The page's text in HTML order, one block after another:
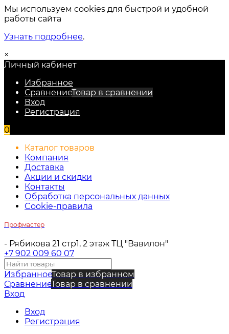
Мы используем cookies для быстрой и удобной
работы сайта
Узнать подробнее.
×
Личный кабинет
Избранное
СравнениеТовар в сравнении
Вход
Регистрация
0
Каталог товаров
Компания
Доставка
Акции и скидки
Контакты
Обработка персональных данных
Cookie-правила
Профмастер
- Рябикова 21 стр1, 2 этаж ТЦ "Вавилон"
+7 902 009 60 07
ИзбранноеТовар в избранном
СравнениеТовар в сравнении
Вход
Вход
Регистрация